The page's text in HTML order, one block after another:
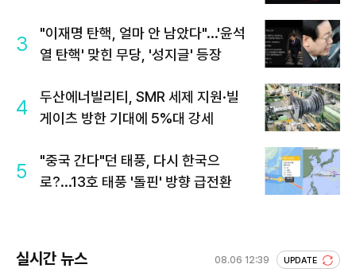
3
"이재명 탄핵, 얼마 안 남았다"...'윤석
열 탄핵' 맞힌 무당, '성지글' 등장
4
두산에너빌리티, SMR 세제 지원·빌
게이츠 방한 기대에 5%대 강세
5
"중국 간다"던 태풍, 다시 한국으
로?...13호 태풍 '돌핀' 방향 급전환
실시간 뉴스 08.06 12:39 UPDATE